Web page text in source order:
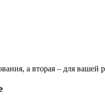
а вторая – для вашей